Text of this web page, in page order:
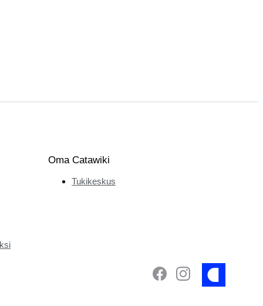
Oma Catawiki
Tukikeskus